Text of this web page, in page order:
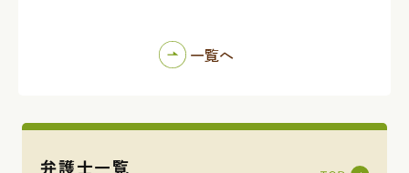
弁護士一覧
一覧へ